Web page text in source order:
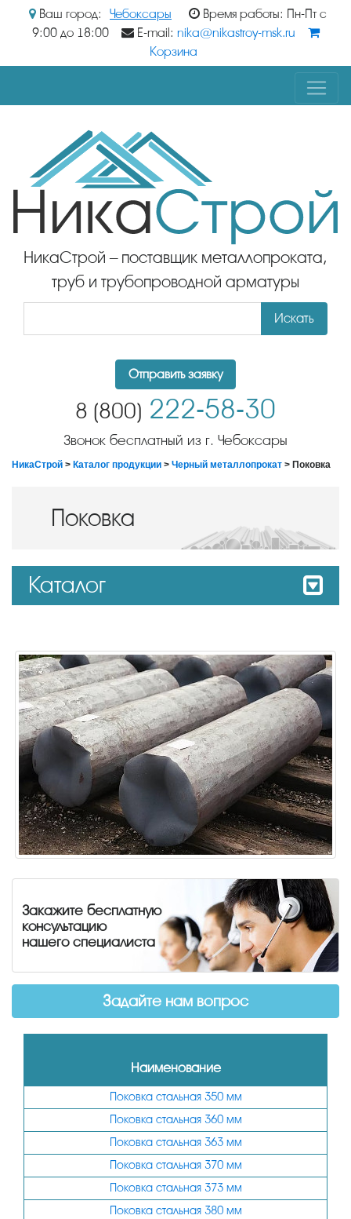
Ваш город: Чебоксары
Время работы: Пн-Пт с
9:00 до 18:00
E-mail: nika@nikastroy-msk.ru
Корзина
НикаСтрой – поставщик металлопроката,
труб и трубопроводной арматуры
Искать
Отправить заявку
8 (800) 222-58-30
Звонок бесплатный из г. Чебоксары
НикаСтрой > Каталог продукции > Черный металлопрокат > Поковка
Поковка
Каталог
Закажите бесплатную
консультацию
нашего специалиста
Задайте нам вопрос
Наименование
Поковка стальная 350 мм
Поковка стальная 360 мм
Поковка стальная 363 мм
Поковка стальная 370 мм
Поковка стальная 373 мм
Поковка стальная 380 мм